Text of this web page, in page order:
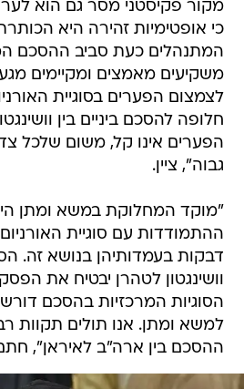
מקור פקיסטני מסר גם הוא
כי אופטימיות זהירה היא
המתנהלים כעת סביב ההסכם
משקיעים מאמצים ומקיימים
לצמצום הפערים בסוגיית
חלופה להסכם ביניים בין
הפערים אינו קל, משום שלכל
גבוה", ציין.
"מוקד המחלוקת במשא ומתן היה
ההתמודדות עם סוגיית
דבקות בעמדותיהן בנושא זה.
וושינגטון לטהרן יבטיח את
הסוגיות המרכזיות בהסכם
למשא ומתן. אנו תולים תקוות
ההסכם בין ארה"ב לאיראן",